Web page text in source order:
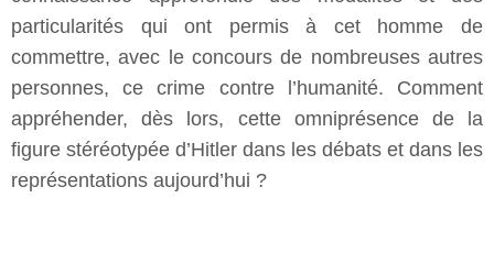
particularités qui ont permis à cet homme de
commettre, avec le concours de nombreuses autres
personnes, ce crime contre l’humanité. Comment
appréhender, dès lors, cette omniprésence de la
figure stéréotypée d’Hitler dans les débats et dans les
représentations aujourd’hui ?